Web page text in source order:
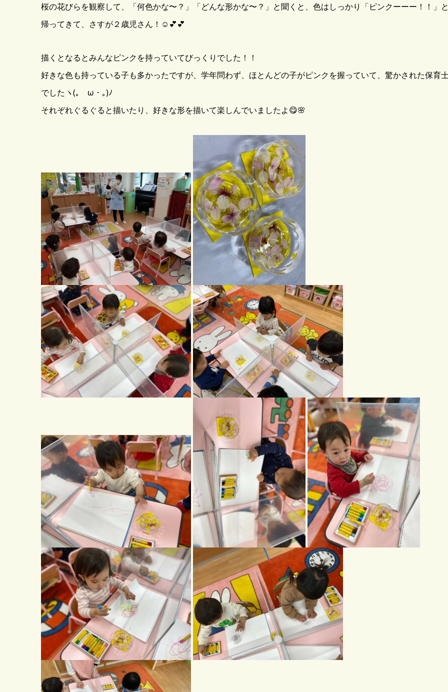
桜の花びらを観察して、「何色かな〜？」「どんな形かな〜？」と聞くと、色はしっかり「ピンクーーー！！」
帰ってきて、さすが２歳児さん！☺️💕💕
描くとなるとみんなピンクを持っていてびっくりでした！！
好きな色も持っている子も多かったですが、学年問わず、ほとんどの子がピンクを握っていて、驚かされた保育
でしたヽ(｡ゝω・｡)ﾉ
それぞれぐるぐると描いたり、好きな形を描いて楽しんでいましたよ😋🌸